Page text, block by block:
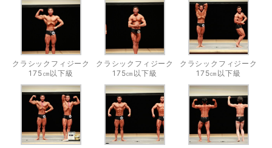
クラシックフィジーク
175㎝以下級
クラシックフィジーク
175㎝以下級
クラシックフィジーク
175㎝以下級